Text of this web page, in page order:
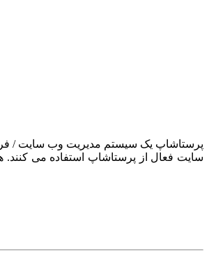
سایت فعال از پرستاشاپ استفاده می کنند.